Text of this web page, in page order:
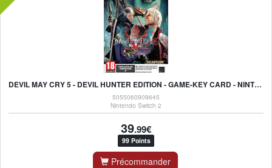
DEVIL MAY CRY 5 - DEVIL HUNTER EDITION - GAME-KEY CARD - NINTENDO SWITCH 2
5055060909645
Nintendo Switch 2
39.99€
99 Points
Précommander